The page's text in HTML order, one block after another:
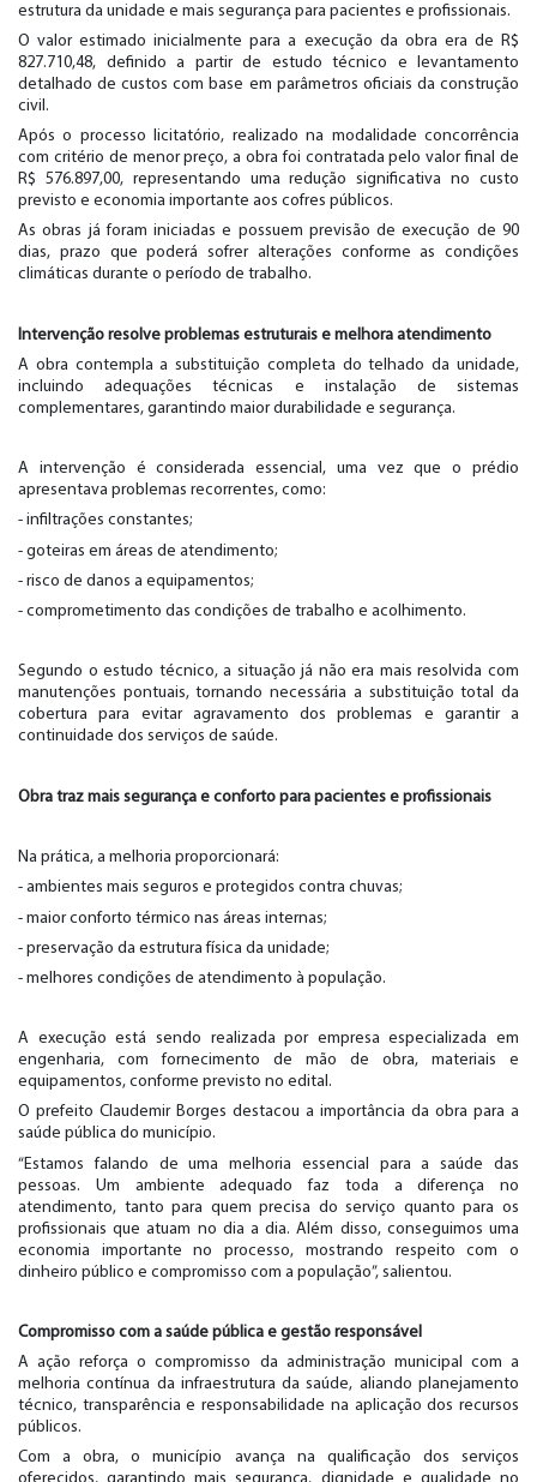
estrutura da unidade e mais segurança para pacientes e profissionais.
O valor estimado inicialmente para a execução da obra era de R$
827.710,48, definido a partir de estudo técnico e levantamento
detalhado de custos com base em parâmetros oficiais da construção
civil.
Após o processo licitatório, realizado na modalidade concorrência
com critério de menor preço, a obra foi contratada pelo valor final de
R$ 576.897,00, representando uma redução significativa no custo
previsto e economia importante aos cofres públicos.
As obras já foram iniciadas e possuem previsão de execução de 90
dias, prazo que poderá sofrer alterações conforme as condições
climáticas durante o período de trabalho.
Intervenção resolve problemas estruturais e melhora atendimento
A obra contempla a substituição completa do telhado da unidade,
incluindo adequações técnicas e instalação de sistemas
complementares, garantindo maior durabilidade e segurança.
A intervenção é considerada essencial, uma vez que o prédio
apresentava problemas recorrentes, como:
- infiltrações constantes;
- goteiras em áreas de atendimento;
- risco de danos a equipamentos;
- comprometimento das condições de trabalho e acolhimento.
Segundo o estudo técnico, a situação já não era mais resolvida com
manutenções pontuais, tornando necessária a substituição total da
cobertura para evitar agravamento dos problemas e garantir a
continuidade dos serviços de saúde.
Obra traz mais segurança e conforto para pacientes e profissionais
Na prática, a melhoria proporcionará:
- ambientes mais seguros e protegidos contra chuvas;
- maior conforto térmico nas áreas internas;
- preservação da estrutura física da unidade;
- melhores condições de atendimento à população.
A execução está sendo realizada por empresa especializada em
engenharia, com fornecimento de mão de obra, materiais e
equipamentos, conforme previsto no edital.
O prefeito Claudemir Borges destacou a importância da obra para a
saúde pública do município.
“Estamos falando de uma melhoria essencial para a saúde das
pessoas. Um ambiente adequado faz toda a diferença no
atendimento, tanto para quem precisa do serviço quanto para os
profissionais que atuam no dia a dia. Além disso, conseguimos uma
economia importante no processo, mostrando respeito com o
dinheiro público e compromisso com a população”, salientou.
Compromisso com a saúde pública e gestão responsável
A ação reforça o compromisso da administração municipal com a
melhoria contínua da infraestrutura da saúde, aliando planejamento
técnico, transparência e responsabilidade na aplicação dos recursos
públicos.
Com a obra, o município avança na qualificação dos serviços